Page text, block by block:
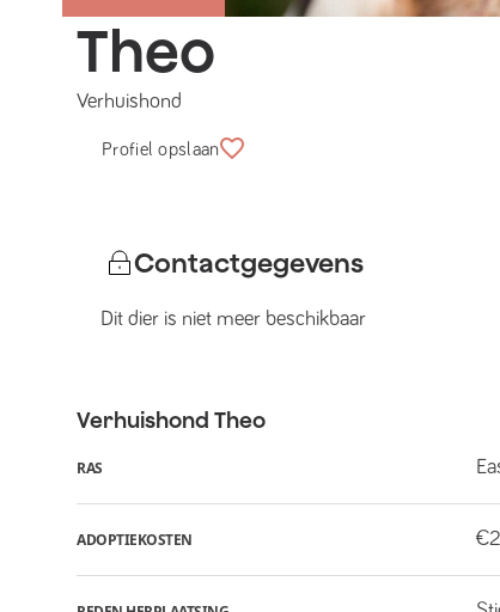
Theo
Verhuishond
Profiel opslaan
Contactgegevens
Dit dier is niet meer beschikbaar
Verhuishond Theo
RAS
ADOPTIEKOSTEN